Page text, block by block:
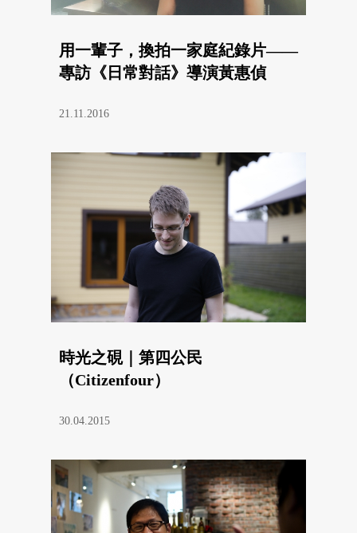
用一輩子，換拍一家庭紀錄片——
專訪《日常對話》導演黃惠偵
21.11.2016
時光之硯｜第四公民
（Citizenfour）
30.04.2015